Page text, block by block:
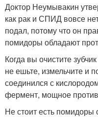
Доктор Неумывакин
как рак и СПИД вовсе
подал, потому что он
помидоры обладают
Когда вы очистите
не ешьте, измельчите и
соединился с
фермент, мощное
Не стоит есть